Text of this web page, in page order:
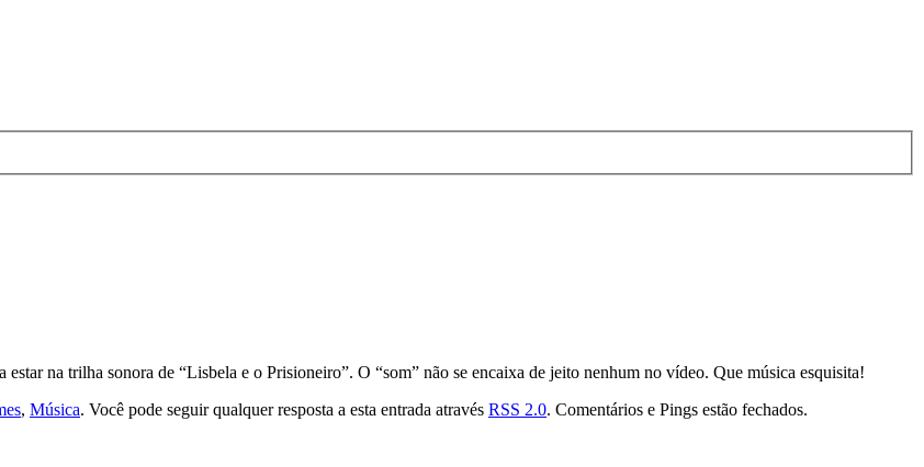
na trilha sonora de “Lisbela e o Prisioneiro”. O “som” não se encaixa de jeito nenhum no vídeo. Que música esquisita!
, Música. Você pode seguir qualquer resposta a esta entrada através RSS 2.0. Comentários e Pings estão fechados.